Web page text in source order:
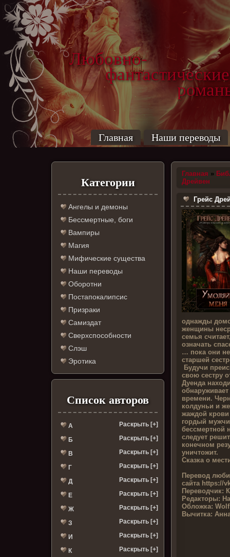
Любовно-
фантастические
Главная Наши переводы
Категории
Ангелы и демоны
Бессмертные, боги
Вампиры
Магия
Мифические существа
Наши переводы
Оборотни
Постапокалипсис
Призраки
Самиздат
Сверхспособности
Слэш
Эротика
Список авторов
А Раскрыть [+]
Б Раскрыть [+]
В Раскрыть [+]
Г Раскрыть [+]
Д Раскрыть [+]
Е Раскрыть [+]
Ж Раскрыть [+]
З Раскрыть [+]
И Раскрыть [+]
К Раскрыть [+]
Главная »
Дрейвен
Грейс
однажды
женщины
семья
означать
… пока они не
старшей
Будучи
свою сестру
Дуенда
времени.
колдуньи и
жаждой крови
гордый
бессмертной
следует
конечном
уничтожит.
Сказка о
Перевод
сайта https://
Переводчик:
Редакторы:
Обложка:
Вычитка: